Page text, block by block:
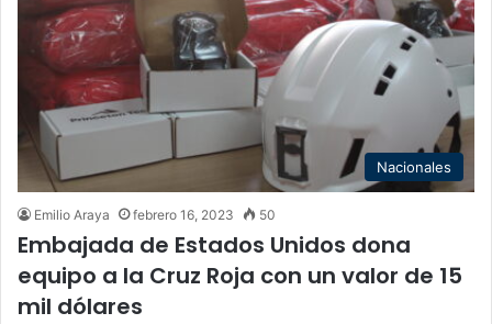
Nacionales
Emilio Araya febrero 16, 2023 50
Embajada de Estados Unidos dona
equipo a la Cruz Roja con un valor de 15
mil dólares